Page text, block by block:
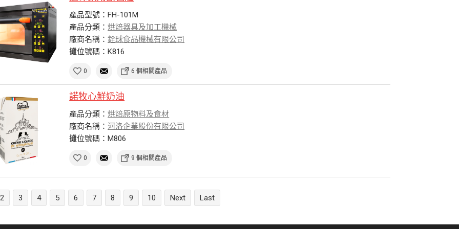
產品型號：FH-101M
產品分類：烘焙器具及加工機械
廠商名稱：銓球食品機械有限公司
攤位號碼：K816
0 6 個相關產品
諾牧心鮮奶油
產品分類：烘焙原物料及食材
廠商名稱：河洛企業股份有限公司
攤位號碼：M806
0 9 個相關產品
2 3 4 5 6 7 8 9 10 Next Last